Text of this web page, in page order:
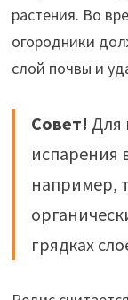
растения. Во
огородники
слой почвы и
Совет! Для
испарения
например,
грядках